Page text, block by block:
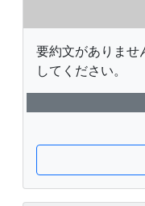
要約文がありませ
してください。